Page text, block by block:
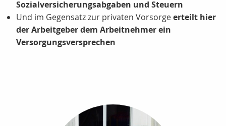
Sozialversicherungsabgaben und Steuern
Und im Gegensatz zur privaten Vorsorgeerteilt hier
der Arbeitgeber dem Arbeitnehmer ein
Versorgungsversprechen